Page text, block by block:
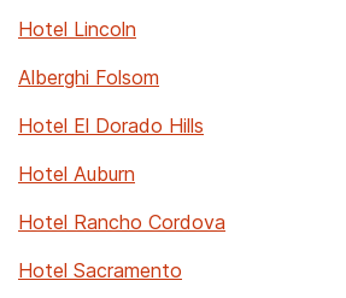
Hotel Lincoln
Alberghi Folsom
Hotel El Dorado Hills
Hotel Auburn
Hotel Rancho Cordova
Hotel Sacramento